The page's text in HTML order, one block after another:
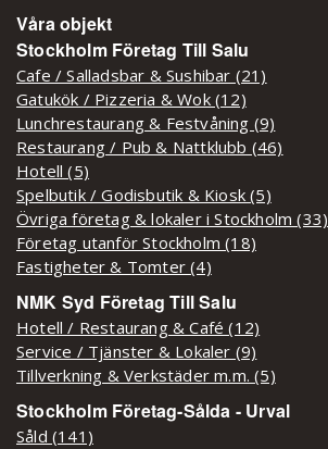
Våra objekt
Stockholm Företag Till Salu
Cafe / Salladsbar & Sushibar (21)
Gatukök / Pizzeria & Wok (12)
Lunchrestaurang & Festvåning (9)
Restaurang / Pub & Nattklubb (46)
Hotell (5)
Spelbutik / Godisbutik & Kiosk (5)
Övriga företag & lokaler i Stockholm (33)
Företag utanför Stockholm (18)
Fastigheter & Tomter (4)
NMK Syd Företag Till Salu
Hotell / Restaurang & Café (12)
Service / Tjänster & Lokaler (9)
Tillverkning & Verkstäder m.m. (5)
Stockholm Företag-Sålda - Urval
Såld (141)